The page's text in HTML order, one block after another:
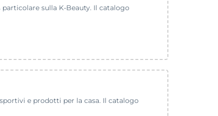
sulla K-Beauty. Il catalogo
e prodotti per la casa. Il catalogo